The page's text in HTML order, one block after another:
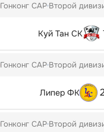
Гонконг САР Второй
Куй Тан СК
Гонконг САР Второй
Липер ФК
Гонконг САР Второй